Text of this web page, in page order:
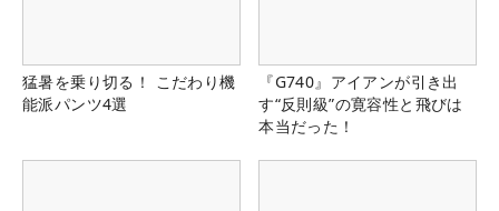
猛暑を乗り切る！ こだわり機
能派パンツ4選
『G740』アイアンが引き出
す“反則級”の寛容性と飛びは
本当だった！